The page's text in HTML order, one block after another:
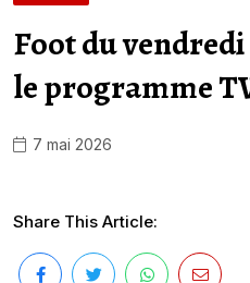
Foot du
le programme
7 mai 2026
Share This Article: